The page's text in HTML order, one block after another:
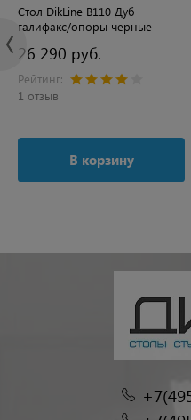
Стол DikLine B110 Дуб
галифакс/опоры черные
26 290 руб.
Рейтинг:
1 отзыв
В корзину